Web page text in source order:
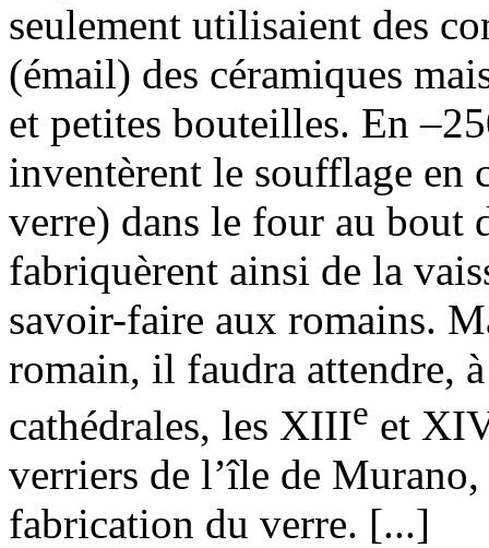
seulement utilisaient des
(émail) des céramiques
et petites bouteilles. En
inventèrent le soufflage en
verre) dans le four au bout
fabriquèrent ainsi de la
savoir-faire aux romains.
romain, il faudra attendre,
cathédrales, les XIIIe et
verriers de l’île de
fabrication du verre. [...]